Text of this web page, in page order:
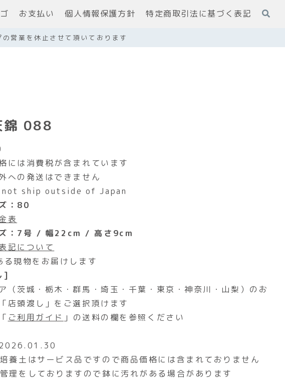
お支払い 個人情報保護方針 特定商取引法に基づく表記
営業を休止させて頂いております
錦 088
には消費税が含まれています
への発送はできません
not ship outside of Japan
：80
表
ズ：7号 / 幅22cm / 高さ9cm
記について
る現物をお届けします
]
（茨城・栃木・群馬・埼玉・千葉・東京・神奈川・山梨）のお
店頭渡し」をご選択頂けます
ご利用ガイド 」の送料の欄を参照ください
2026.01.30
養土はサービス品ですので商品価格には含まれておりません
理をしておりますので鉢に汚れがある場合があります